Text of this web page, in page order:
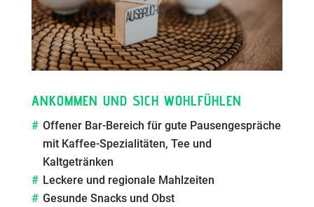
ANKOMMEN UND SICH WOHLFÜHLEN
Offener Bar-Bereich für gute Pausengespräche
mit Kaffee-Spezialitäten, Tee und
Kaltgetränken
Leckere und regionale Mahlzeiten
Gesunde Snacks und Obst